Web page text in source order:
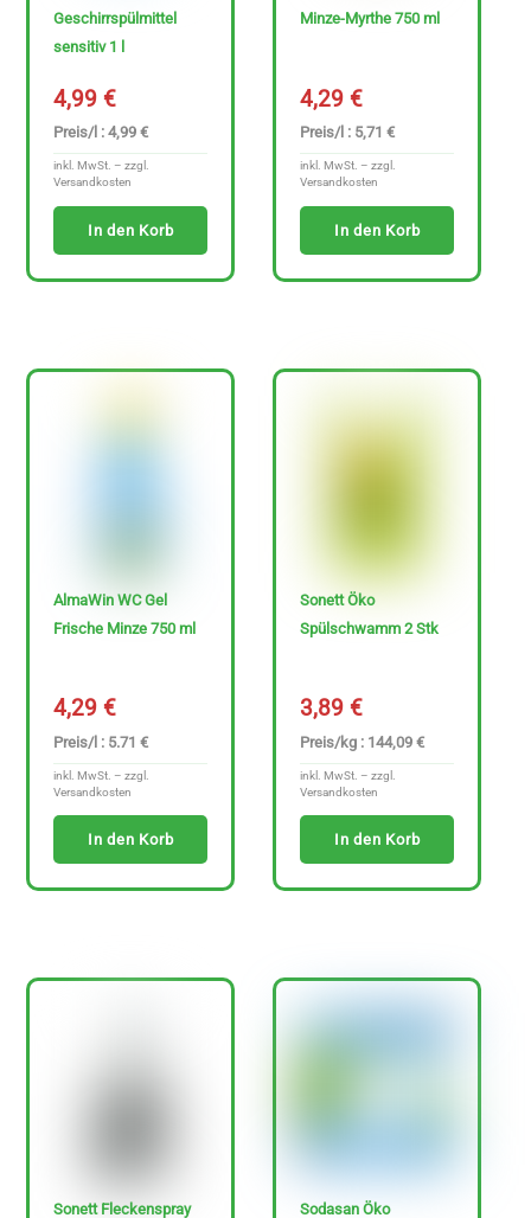
Geschirrspülmittel
sensitiv 1 l
4,99€
Preis/l : 4,99 €
inkl. MwSt. – zzgl.
Versandkosten
In den Korb
Minze-Myrthe 750 ml
4,29€
Preis/l : 5,71 €
inkl. MwSt. – zzgl.
Versandkosten
In den Korb
AlmaWin WC Gel
Frische Minze 750 ml
4,29€
Preis/l : 5.71 €
inkl. MwSt. – zzgl.
Versandkosten
In den Korb
Sonett Öko
Spülschwamm 2 Stk
3,89€
Preis/kg : 144,09 €
inkl. MwSt. – zzgl.
Versandkosten
In den Korb
Sonett Fleckenspray
Sodasan Öko